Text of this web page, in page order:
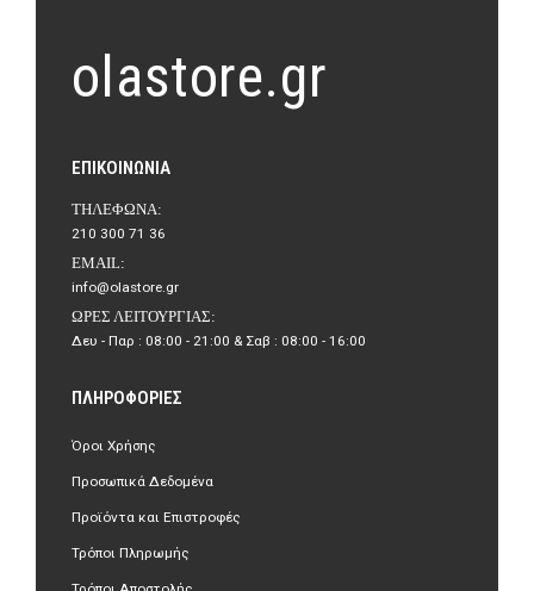
olastore.gr
ΕΠΙΚΟΙΝΩΝΊΑ
ΤΗΛΈΦΩΝΑ:
210 300 71 36
EMAIL:
info@olastore.gr
ΏΡΕΣ ΛΕΙΤΟΥΡΓΊΑΣ:
Δευ - Παρ : 08:00 - 21:00 & Σαβ : 08:00 - 16:00
ΠΛΗΡΟΦΟΡΊΕΣ
Όροι Χρήσης
Προσωπικά Δεδομένα
Προϊόντα και Επιστροφές
Τρόποι Πληρωμής